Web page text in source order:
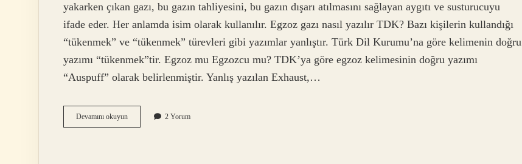
yakarken çıkan gazı, bu gazın tahliyesini, bu gazın dışarı atılmasını sağlayan aygıtı ve susturucuyu
ifade eder. Her anlamda isim olarak kullanılır. Egzoz gazı nasıl yazılır TDK? Bazı kişilerin kullandığı
“tükenmek” ve “tükenmek” türevleri gibi yazımlar yanlıştır. Türk Dil Kurumu’na göre kelimenin doğru
yazımı “tükenmek”tir. Egzoz mu Egzozcu mu? TDK’ya göre egzoz kelimesinin doğru yazımı
“Auspuff” olarak belirlenmiştir. Yanlış yazılan Exhaust,…
Devamını okuyunEgzoz
Nasıl
2 Yorum